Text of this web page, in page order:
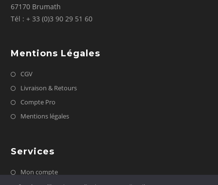
67170 Brumath
Tél : + 33 (0)3 90 29 51 60
Mentions Légales
CGV
Livraison & Retours
Compte Pro
Mentions légales
Services
Mon compte